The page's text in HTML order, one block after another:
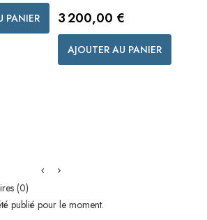
PANIER Prix
3 200,00 €
AJOUTER AU PANIER
(0)
publié pour le moment.